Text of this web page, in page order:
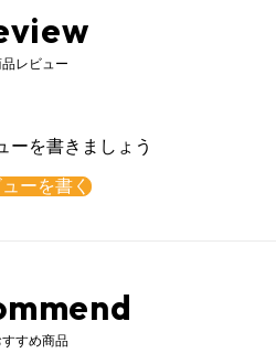
レビュー
ーを書きましょう
ーを書く
すすめ商品